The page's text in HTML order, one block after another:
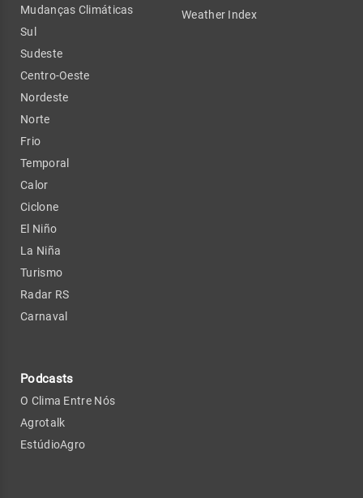
Mudanças Climáticas
Sul
Sudeste
Centro-Oeste
Nordeste
Norte
Frio
Temporal
Calor
Ciclone
El Niño
La Niña
Turismo
Radar RS
Carnaval
Podcasts
O Clima Entre Nós
Agrotalk
EstúdioAgro
Weather Index